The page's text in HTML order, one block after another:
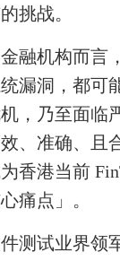
挑战。
融机构而言
漏洞，都可
，乃至面临
、准确、且
香港当前
痛点」。
测试业界领